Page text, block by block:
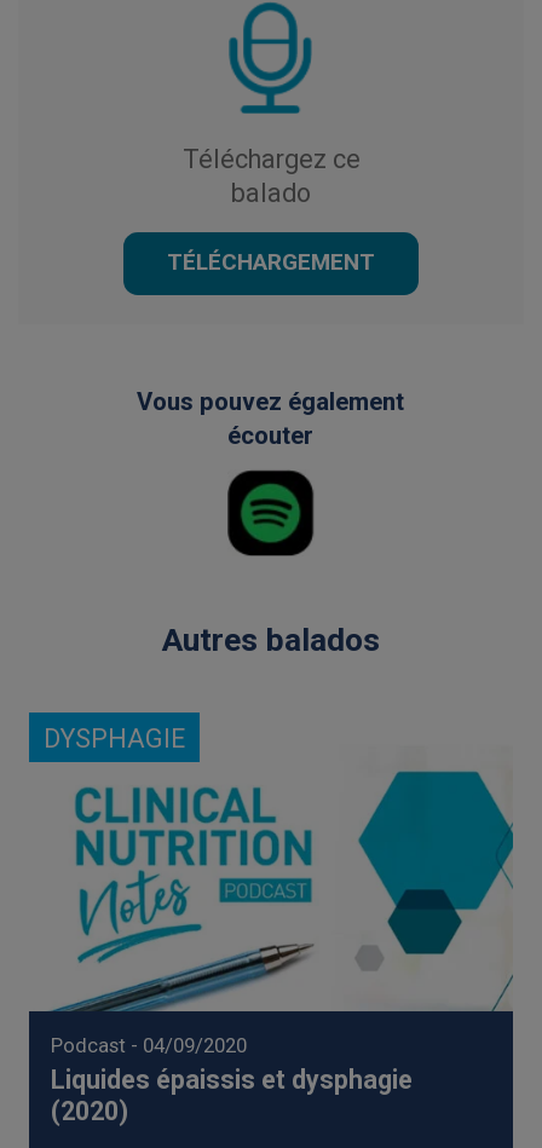
Téléchargez ce
balado
TÉLÉCHARGEMENT
Vous pouvez également
écouter
Autres balados
DYSPHAGIE
Podcast - 04/09/2020
Liquides épaissis et dysphagie
(2020)